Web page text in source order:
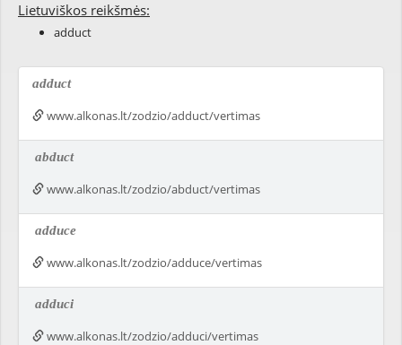
Lietuviškos reikšmės:
adduct
adduct
www.alkonas.lt/zodzio/adduct/vertimas
abduct
www.alkonas.lt/zodzio/abduct/vertimas
adduce
www.alkonas.lt/zodzio/adduce/vertimas
adduci
www.alkonas.lt/zodzio/adduci/vertimas